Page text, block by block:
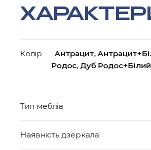
Колір
Антрацит,
Родос, Дуб
Тип меблів
Наявність дзеркала